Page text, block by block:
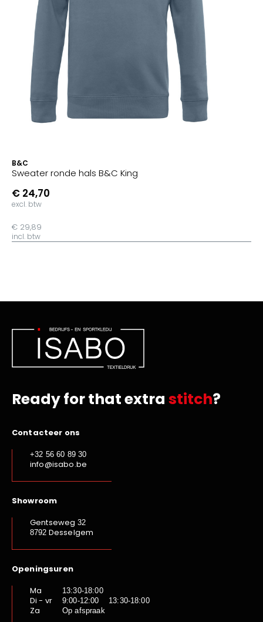
B&C
Sweater ronde hals B&C King
€ 24,70
excl. btw
€ 29,89
incl. btw
Ready for that extra stitch?
Contacteer ons
+32 56 60 89 30
info@isabo.be
Showroom
Gentseweg 32
8792 Desselgem
Openingsuren
Ma
13:30-18:00
Di - vr 9:00-12:00 13:30-18:00
Za Op afspraak